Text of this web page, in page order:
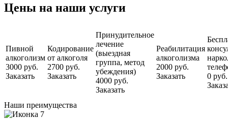
Цены на наши услуги
Пивной
алкоголизм
3000 руб.
Заказать
Кодирование
от алкоголя
2700 руб.
Заказать
Принудительное
лечение
(выездная
группа, метод
убеждения)
4000 руб.
Заказать
Реабилитация
алкоголизма
2000 руб.
Заказать
0 руб.
Наши преимущества